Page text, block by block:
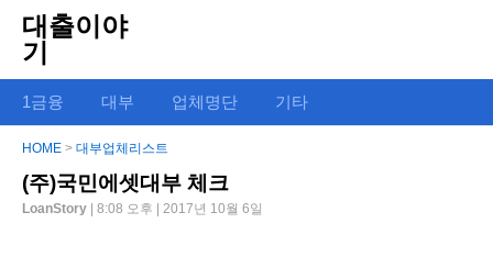
대출이야
기
1금융 대부 업체명단 기타
HOME > 대부업체리스트
(주)국민에셋대부 체크
LoanStory | 8:08 오후 | 2017년 10월 6일